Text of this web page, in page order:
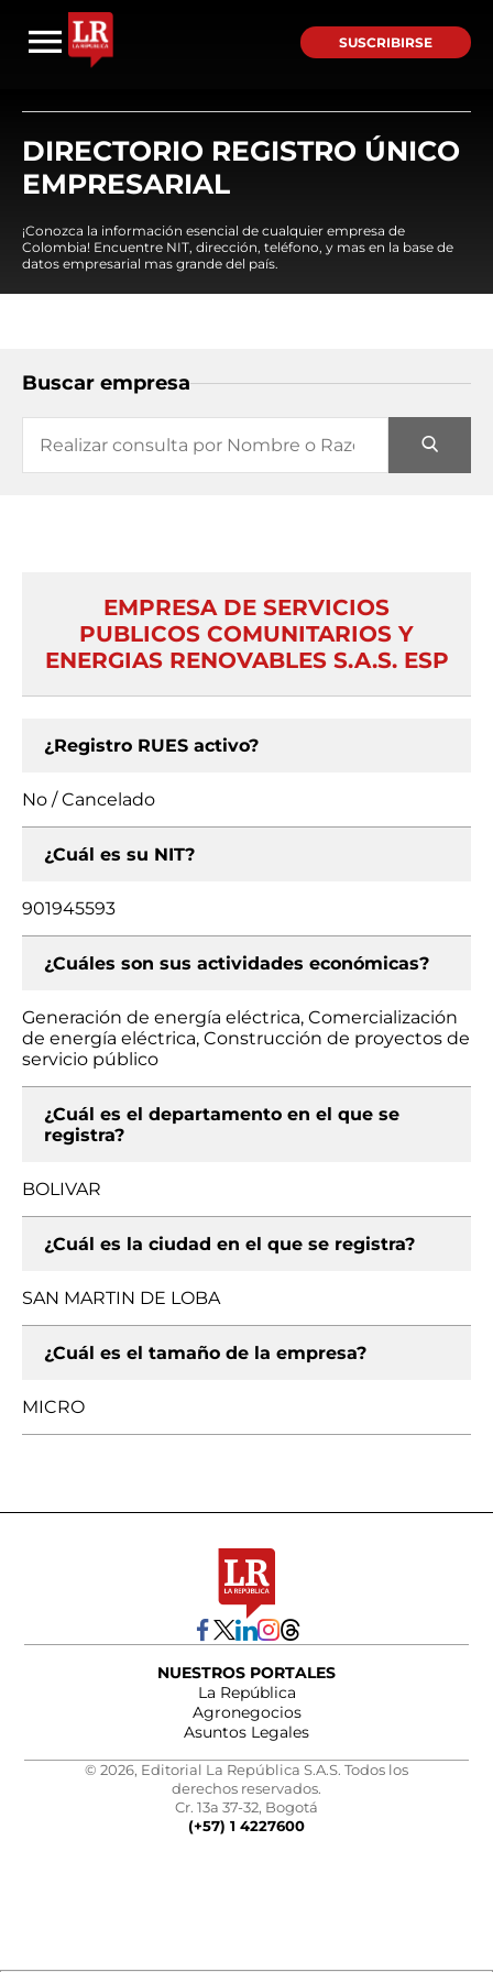
SUSCRIBIRSE
DIRECTORIO REGISTRO ÚNICO
EMPRESARIAL
¡Conozca la información esencial de cualquier empresa de
Colombia! Encuentre NIT, dirección, teléfono, y mas en la base de
datos empresarial mas grande del país.
Buscar empresa
EMPRESA DE SERVICIOS
PUBLICOS COMUNITARIOS Y
ENERGIAS RENOVABLES S.A.S. ESP
¿Registro RUES activo?
No / Cancelado
¿Cuál es su NIT?
901945593
¿Cuáles son sus actividades económicas?
Generación de energía eléctrica, Comercialización
de energía eléctrica, Construcción de proyectos de
servicio público
¿Cuál es el departamento en el que se
registra?
BOLIVAR
¿Cuál es la ciudad en el que se registra?
SAN MARTIN DE LOBA
¿Cuál es el tamaño de la empresa?
MICRO
NUESTROS PORTALES
La República
Agronegocios
Asuntos Legales
© 2026, Editorial La República S.A.S. Todos los
derechos reservados.
Cr. 13a 37-32, Bogotá
(+57) 1 4227600